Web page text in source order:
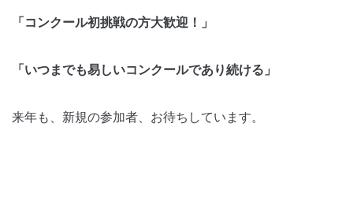
「コンクール初挑戦の方大歓迎！」
「いつまでも易しいコンクールであり続ける」
来年も、新規の参加者、お待ちしています。